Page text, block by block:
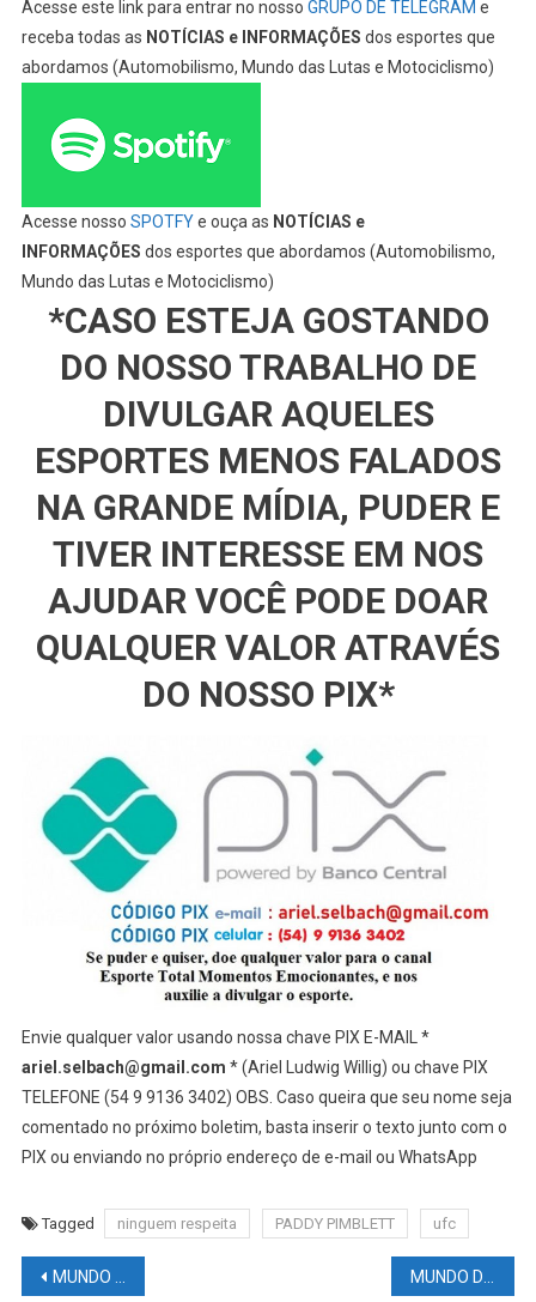
Acesse este link para entrar no nosso GRUPO DE TELEGRAM e
receba todas as NOTÍCIAS e INFORMAÇÕES dos esportes que
abordamos (Automobilismo, Mundo das Lutas e Motociclismo)
Acesse nosso SPOTFYe ouça as NOTÍCIAS e
INFORMAÇÕES dos esportes que abordamos (Automobilismo,
Mundo das Lutas e Motociclismo)
*CASO ESTEJA GOSTANDO
DO NOSSO TRABALHO DE
DIVULGAR AQUELES
ESPORTES MENOS FALADOS
NA GRANDE MÍDIA, PUDER E
TIVER INTERESSE EM NOS
AJUDAR VOCÊ PODE DOAR
QUALQUER VALOR ATRAVÉS
DO NOSSO PIX*
Envie qualquer valor usando nossa chave PIX E-MAIL *
ariel.selbach@gmail.com * (Ariel Ludwig Willig) ou chave PIX
TELEFONE (54 9 9136 3402) OBS. Caso queira que seu nome seja
comentado no próximo boletim, basta inserir o texto junto com o
PIX ou enviando no próprio endereço de e-mail ou WhatsApp
Tagged ninguem respeita PADDY PIMBLETT ufc
Navegação
MUNDO DAS LUTAS – Chefe do UFC, Dana White, critica o futebol MUNDO DAS LUTAS – UFC: Paulo Borrachinha recusou contrato no UFC e se diz ansioso para ser um agente livre